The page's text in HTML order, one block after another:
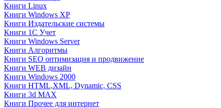
Книги Linux
Книги Windows XP
Книги Издательские системы
Книги 1C Учет
Книги Windows Server
Книги Алгоритмы
Книги SEO оптимизация и продвижение
Книги WEB дизайн
Книги Windows 2000
Книги HTML,XML, Dynamic, CSS
Книги 3d MAX
Книги Прочее для интернет